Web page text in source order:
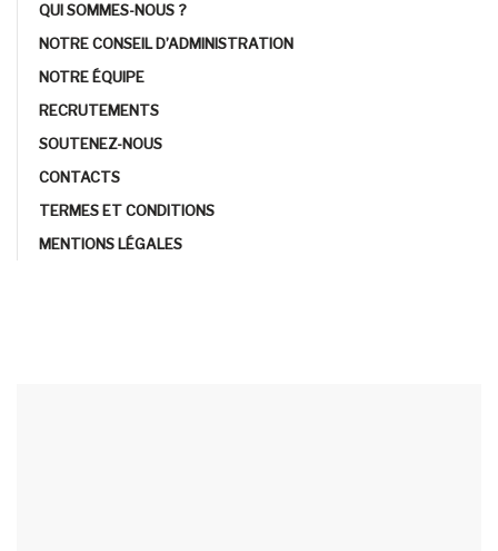
QUI SOMMES-NOUS ?
NOTRE CONSEIL D’ADMINISTRATION
NOTRE ÉQUIPE
RECRUTEMENTS
SOUTENEZ-NOUS
CONTACTS
TERMES ET CONDITIONS
MENTIONS LÉGALES